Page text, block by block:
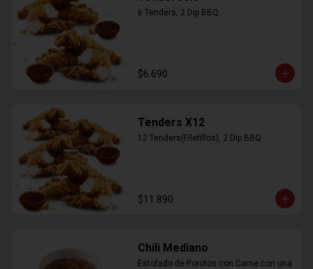
6 Tenders, 2 Dip BBQ..
$6.690
Tenders X12
12 Tenders(Filetillos), 2 Dip BBQ
$11.890
Chili Mediano
Estofado de Porotos con Carne con una